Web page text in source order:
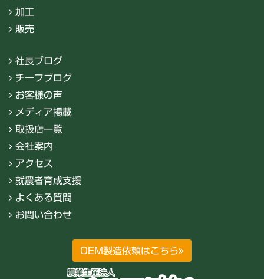
加工
販売
社長ブログ
チーフブログ
お客様の声
メディア掲載
取扱店一覧
会社案内
アクセス
就農者育成支援
よくある質問
お問い合わせ
OEM製造依頼はこちら